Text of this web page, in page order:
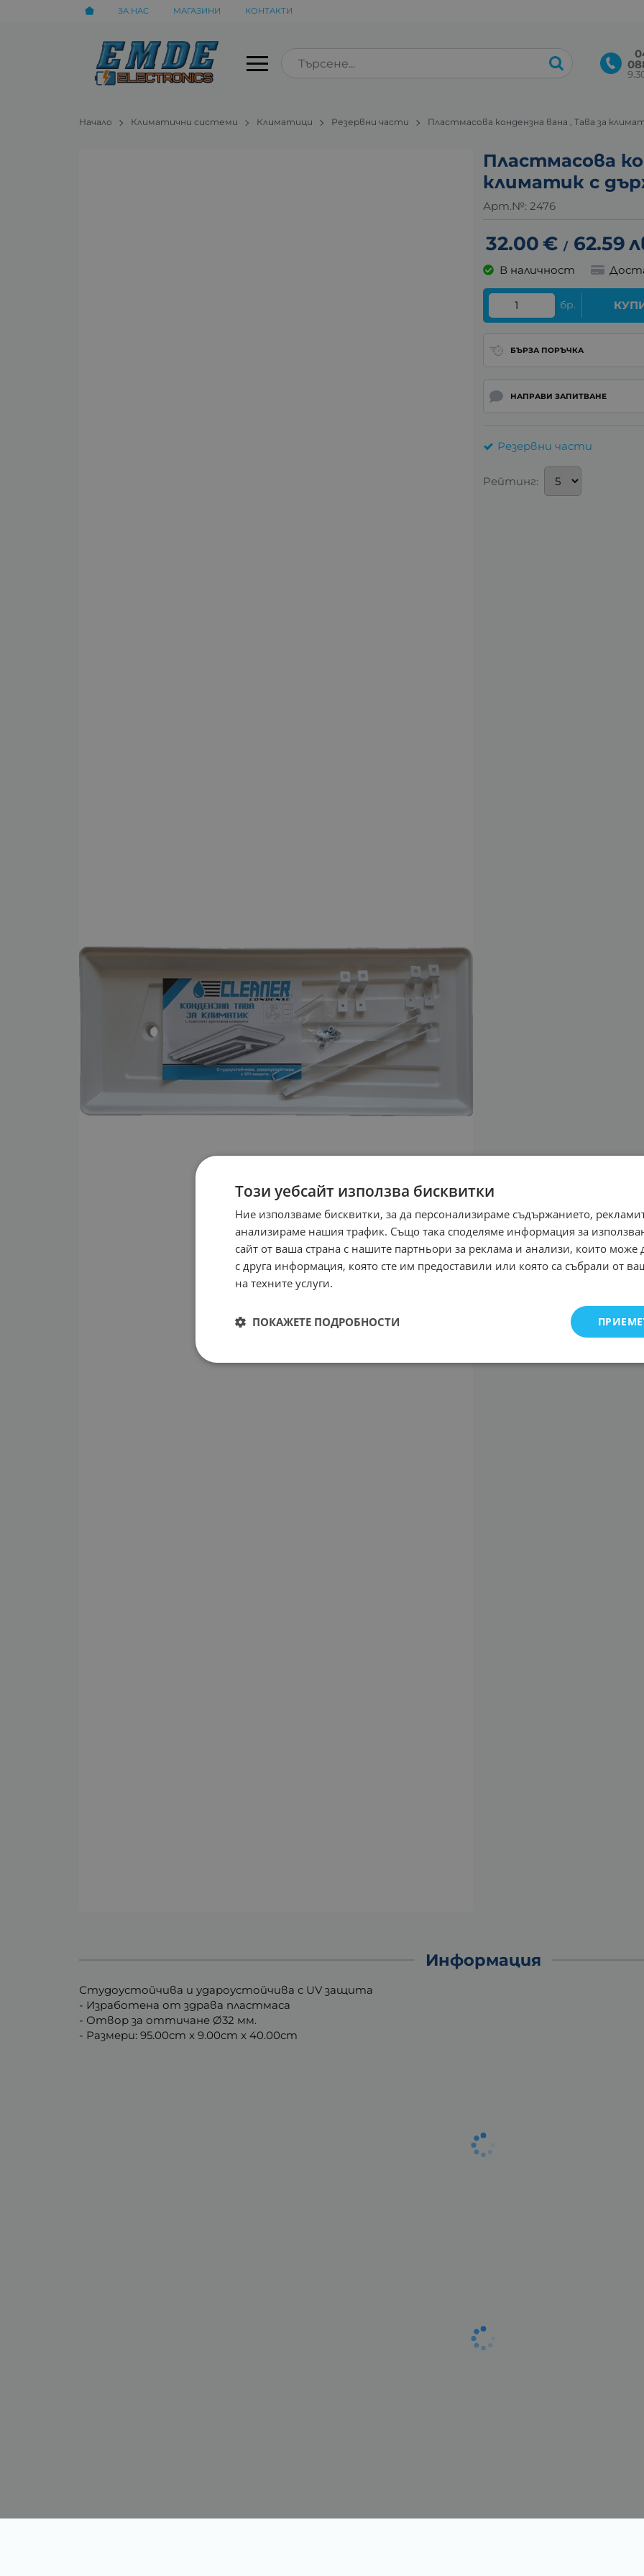
ЗА НАС МАГАЗИНИ КОНТАКТИ
Начало Климатични системи Климатици Резервни части Пластмасова кондензна вана , Тава за
Пластмасова
климатик с
Арт.№: 2476
32.00€ / 62.59
В наличност
бр.
БЪРЗА ПОРЪЧКА
НАПРАВИ ЗАПИТВАНЕ
Резервни части
Рейтинг:
Информация
Студоустойчива и удароустойчива с UV защита
- Изработена от здрава пластмаса
- Отвор за оттичане Ø32 мм.
- Размери: 95.00cm x 9.00cm x 40.00cm
Този уебсайт използва бисквитки
Ние използваме бисквитки, за да персонализираме съдържанието,
анализираме нашия трафик. Също така споделяме информация за
сайт от ваша страна с нашите партньори за реклама и анализи, които може
с друга информация, която сте им предоставили или която са събрали от
на техните услуги.
ПОКАЖЕТЕ ПОДРОБНОСТИ